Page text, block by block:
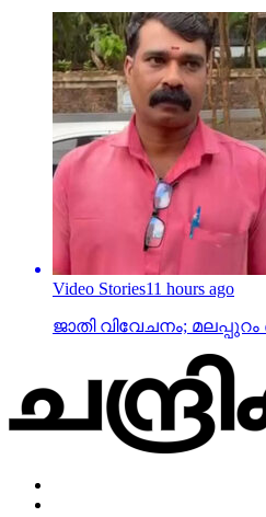
Video Stories11 hours ago
ജാതി വിവേചനം;